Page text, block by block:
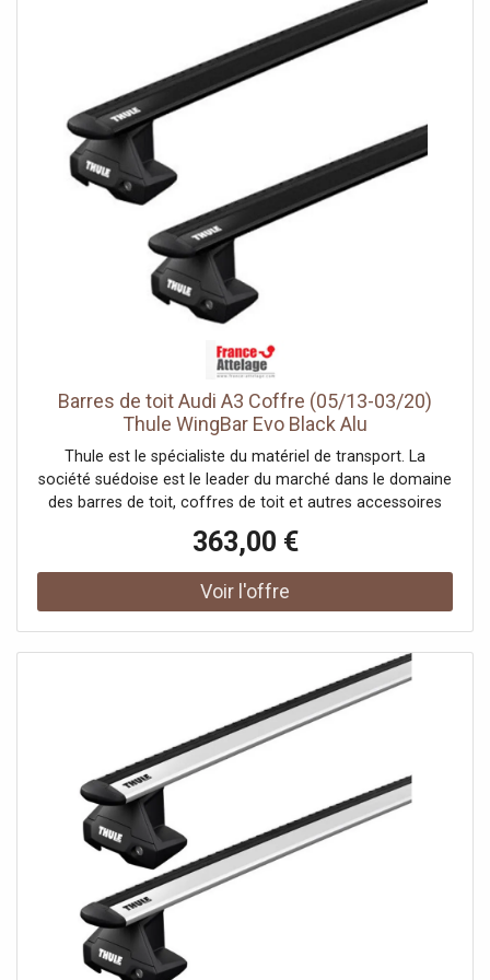
pouvez en acheter en cliquant ici
Barres de toit Audi A3 Coffre (05/13-03/20)
Thule WingBar Evo Black Alu
Thule est le spécialiste du matériel de transport. La
société suédoise est le leader du marché dans le domaine
des barres de toit, coffres de toit et autres accessoires
offre une large gamme de la marque Thule et vous
propose les meilleurs prix tout au long de l'année.
363,00 €